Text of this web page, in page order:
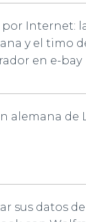
por Internet:
y el timo
en e-bay
alemana de
sus datos de